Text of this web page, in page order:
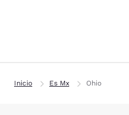
Inicio Es Mx Ohio